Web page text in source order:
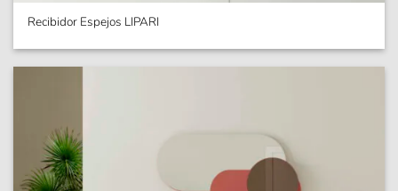
Recibidor Espejos LIPARI